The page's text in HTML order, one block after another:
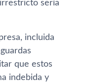
sería
incluida
que estos
indebida y